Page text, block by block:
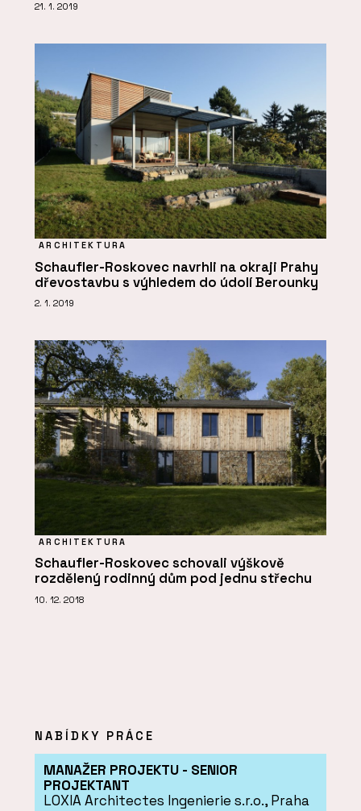
21. 1. 2019
ARCHITEKTURA
Schaufler-Roskovec navrhli na okraji Prahy
dřevostavbu s výhledem do údolí Berounky
2. 1. 2019
ARCHITEKTURA
Schaufler-Roskovec schovali výškově
rozdělený rodinný dům pod jednu střechu
10. 12. 2018
NABÍDKY PRÁCE
MANAŽER PROJEKTU - SENIOR
PROJEKTANT
LOXIA Architectes Ingenierie s.r.o., Praha